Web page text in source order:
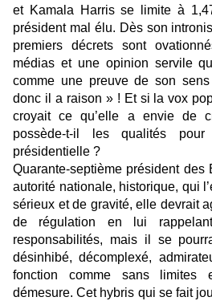
et Kamala Harris se limite à
président mal élu. Dès son
premiers décrets sont
médias et une opinion servile
comme une preuve de son
donc il a raison » ! Et si la vox
croyait ce qu’elle a envie de
possède-t-il les qualités
présidentielle ?
Quarante-septième président des
autorité nationale, historique, qui
sérieux et de gravité, elle devrait
de régulation en lui
responsabilités, mais il se
désinhibé, décomplexé,
fonction comme sans
démesure. Cet hybris qui se fait